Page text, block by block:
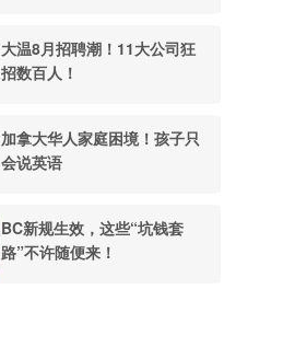
大温8月招聘潮！11大公司狂
招数百人！
加拿大华人家庭困境！孩子只
会说英语
BC新规生效，这些“坑钱套
路”不许随便来！